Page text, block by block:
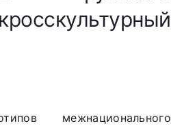
межнационального